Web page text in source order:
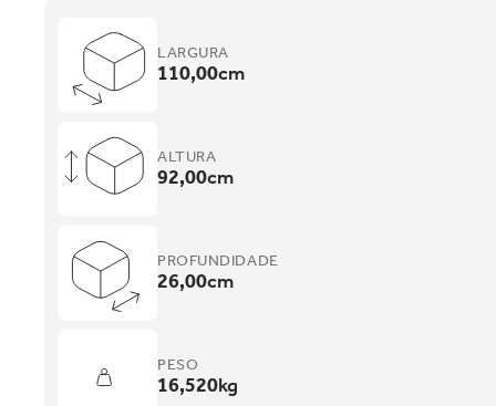
LARGURA
110,00cm
ALTURA
92,00cm
PROFUNDIDADE
26,00cm
PESO
16,520kg